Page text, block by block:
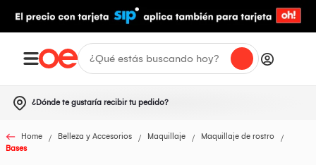
¿Dónde te gustaría recibir tu pedido?
Home Belleza y Accesorios Maquillaje
Maquillaje de rostro
Bases